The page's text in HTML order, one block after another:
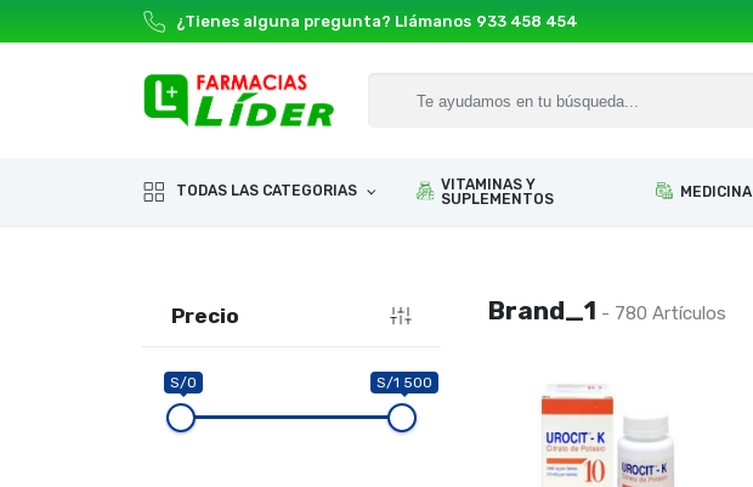
¿Tienes alguna pregunta? Llámanos 933 458 454
TODAS LAS CATEGORIAS
VITAMINAS Y
SUPLEMENTOS
MEDICINA
Precio
S/0 S/1 500
Brand_1 - 780 Artículos